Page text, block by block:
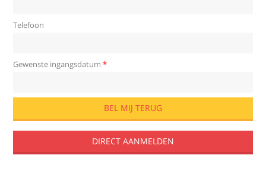
Telefoon
Gewenste ingangsdatum*
DIRECT AANMELDEN